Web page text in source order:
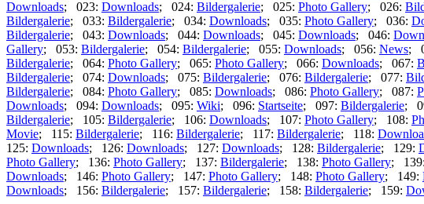
Downloads; 023: Downloads; 024: Bildergalerie; 025: Photo Gallery; 026:
Bildergalerie; 033: Bildergalerie; 034: Downloads; 035: Photo Gallery; 036:
Bildergalerie; 043: Downloads; 044: Downloads; 045: Downloads; 046:
Gallery; 053: Bildergalerie; 054: Bildergalerie; 055: Downloads; 056: News;
Bildergalerie; 064: Photo Gallery; 065: Photo Gallery; 066: Downloads; 067:
Bildergalerie; 074: Downloads; 075: Bildergalerie; 076: Bildergalerie; 077:
Bildergalerie; 084: Photo Gallery; 085: Downloads; 086: Photo Gallery; 087:
Downloads; 094: Downloads; 095: Wiki; 096: Startseite; 097: Bildergalerie;
Bildergalerie; 105: Bildergalerie; 106: Downloads; 107: Photo Gallery; 108:
Movie; 115: Bildergalerie; 116: Bildergalerie; 117: Bildergalerie; 118:
125: Downloads; 126: Downloads; 127: Downloads; 128: Bildergalerie; 129:
Photo Gallery; 136: Photo Gallery; 137: Bildergalerie; 138: Photo Gallery; 139:
Downloads; 146: Photo Gallery; 147: Photo Gallery; 148: Photo Gallery; 149:
Downloads; 156: Bildergalerie; 157: Bildergalerie; 158: Bildergalerie; 159: